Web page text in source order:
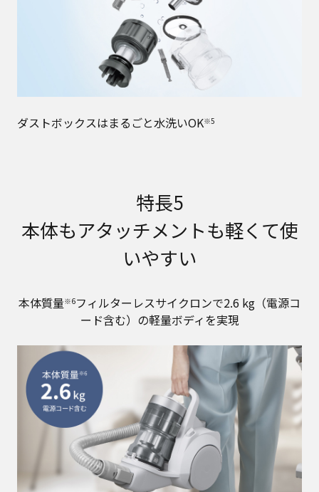
ダストボックスはまるごと水洗いOK※5
特長5
本体もアタッチメントも軽くて使
いやすい
本体質量※6フィルターレスサイクロンで2.6 kg（電源コ
ード含む）の軽量ボディを実現